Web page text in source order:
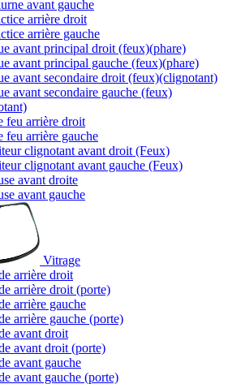
avant gauche
arrière droit
arrière gauche
avant principal droit (feux)(phare)
avant principal gauche (feux)(phare)
avant secondaire droit (feux)(clignotant)
avant secondaire gauche (feux)
feu arrière droit
feu arrière gauche
clignotant avant droit (Feux)
clignotant avant gauche (Feux)
avant droite
avant gauche
Vitrage
arrière droit
arrière droit (porte)
arrière gauche
arrière gauche (porte)
avant droit
avant droit (porte)
avant gauche
avant gauche (porte)